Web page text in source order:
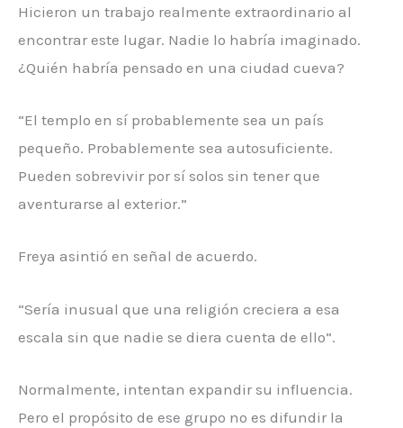
Hicieron un trabajo realmente extraordinario al
encontrar este lugar. Nadie lo habría imaginado.
¿Quién habría pensado en una ciudad cueva?
“El templo en sí probablemente sea un país
pequeño. Probablemente sea autosuficiente.
Pueden sobrevivir por sí solos sin tener que
aventurarse al exterior.”
Freya asintió en señal de acuerdo.
“Sería inusual que una religión creciera a esa
escala sin que nadie se diera cuenta de ello”.
Normalmente, intentan expandir su influencia.
Pero el propósito de ese grupo no es difundir la